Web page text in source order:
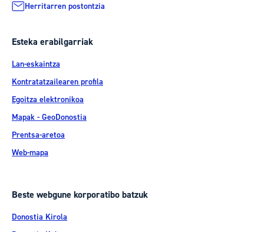
Herritarren postontzia
Esteka erabilgarriak
Lan-eskaintza
Kontratatzailearen profila
Egoitza elektronikoa
Mapak - GeoDonostia
Prentsa-aretoa
Web-mapa
Beste webgune korporatibo batzuk
Donostia Kirola